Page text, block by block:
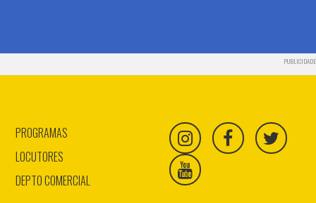
PUBLICIDADE
PROGRAMAS
LOCUTORES
DEPTO COMERCIAL